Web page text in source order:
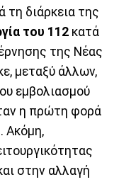
τη διάρκεια της
του 112 κατά
της Νέας
μεταξύ άλλων,
εμβολιασμού
η πρώτη φορά
Ακόμη,
στην αλλαγή